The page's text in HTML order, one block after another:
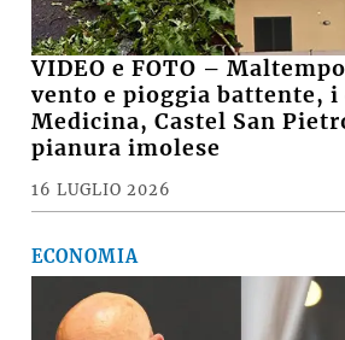
VIDEO e FOTO –
vento e pioggia battente, i
Medicina, Castel San
pianura imolese
16 LUGLIO 2026
ECONOMIA